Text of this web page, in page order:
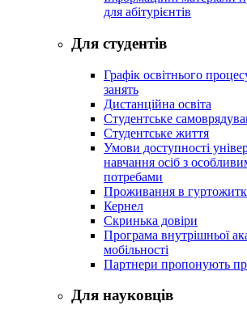
для абітурієнтів
Для студентів
Графік освітнього
занять
Дистанційна освіта
Студентське
Студентське життя
Умови доступності
навчання осіб з
потребами
Проживання в
Кернел
Скринька довіри
Програма внутрішньої
мобільності
Партнери пропонують
Для науковців